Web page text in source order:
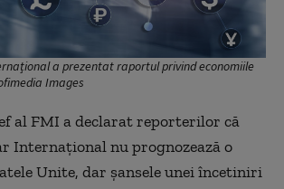
a prezentat raportul privind economiile
Images
al FMI a declarat reporterilor că
Internațional nu prognozează o
Unite, dar şansele unei încetiniri